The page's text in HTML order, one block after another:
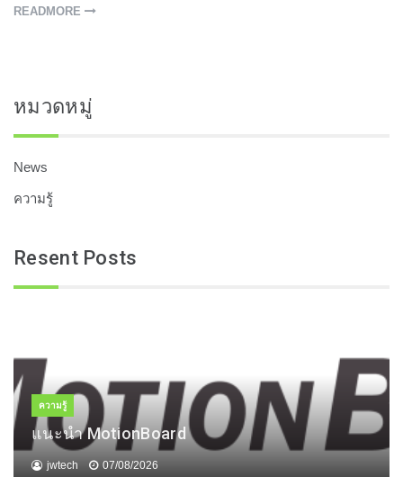
READMORE
หมวดหมู่
News
ความรู้
Resent Posts
ความรู้
แนะนำ MotionBoard
jwtech 07/08/2026